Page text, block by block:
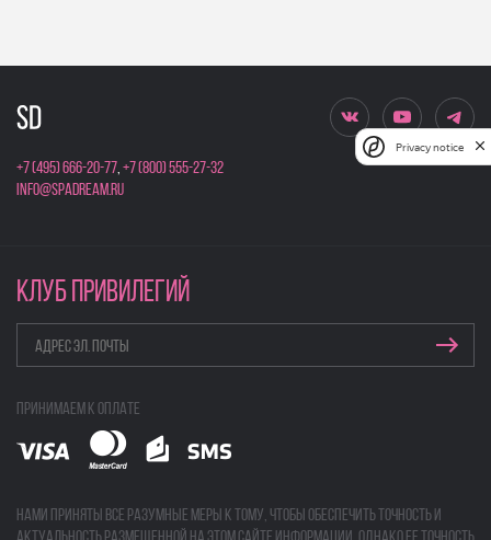
+7 (495) 666-20-77,+7 (800) 555-27-32
info@spadream.ru
КЛУБ ПРИВИЛЕГИЙ
Принимаем к оплате
Нами приняты все разумные меры к тому, чтобы обеспечить точность и
Privacy notice